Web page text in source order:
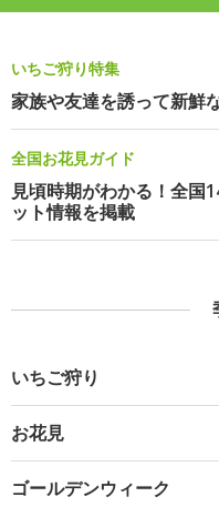
いちご狩り特集
家族や友達を誘って新鮮
全国お花見ガイド
見頃時期がわかる！全国
ット情報を掲載
いちご狩り
お花見
ゴールデンウィーク